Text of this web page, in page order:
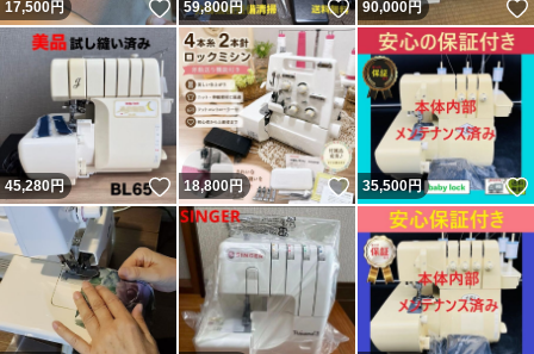
東京都公安委員会
第306671705315 号
17,500円 いいね！
59,800円 いいね！
90,000円
45,280円 いいね！
18,800円 いいね！
35,500円